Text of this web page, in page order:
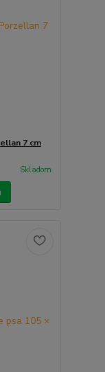
7 cm
Skladom